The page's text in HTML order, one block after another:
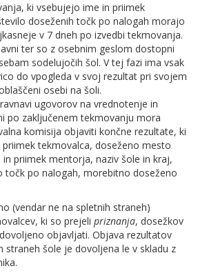
ki vsebujejo ime in priimek
doseženih točk po nalogah morajo
v 7 dneh po izvedbi tekmovanja.
ter so z osebnim geslom dostopni
sodelujočih šol. V tej fazi ima vsak
do vpogleda v svoj rezultat pri svojem
osebi na šoli.
ugovorov na vrednotenje in
po zaključenem tekmovanju mora
komisija objaviti končne rezultate, ki
tekmovalca, doseženo mesto
priimek mentorja, naziv šole in kraj,
točk po nalogah, morebitno doseženo
(vendar ne na spletnih straneh)
ki so prejeli priznanja, dosežkov
objavljati. Objava rezultatov
straneh šole je dovoljena le v skladu z